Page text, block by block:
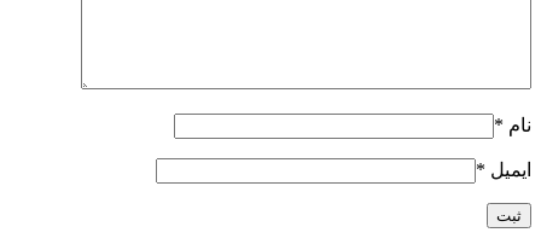
نام *
ایمیل *